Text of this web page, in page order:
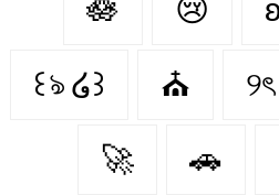
🪷 😢
꒰ঌ ໒꒱ ⛪️ ୨ৎ
🚀 🚗